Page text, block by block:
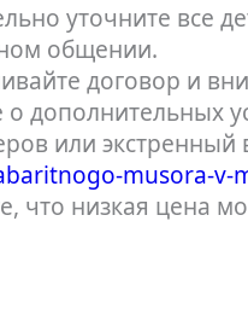
уточните все
общении.
договор и
о дополнительных
или
musora-v-
что низкая цена